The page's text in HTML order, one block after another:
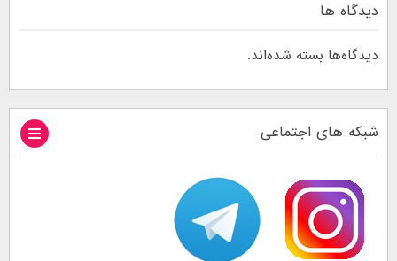
دیدگاه ها
دیدگاه‌ها بسته شده‌اند.
شبکه های اجتماعی